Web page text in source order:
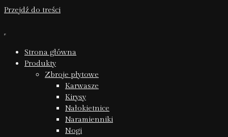
Przejdź do treści
Strona główna
Produkty
Zbroje płytowe
Karwasze
Kirysy
Nałokietnice
Naramienniki
Nogi